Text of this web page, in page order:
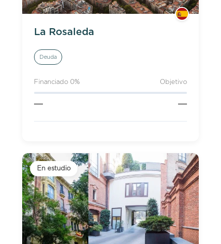
La Rosaleda
Deuda
Financiado 0% Objetivo
— —
En estudio